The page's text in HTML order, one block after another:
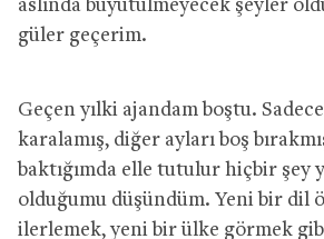
aslında büyütülmeyecek şeyler
güler geçerim.
Geçen yılki ajandam boştu.
karalamış, diğer ayları boş
baktığımda elle tutulur hiçbir şey
olduğumu düşündüm. Yeni bir dil
ilerlemek, yeni bir ülke görmek